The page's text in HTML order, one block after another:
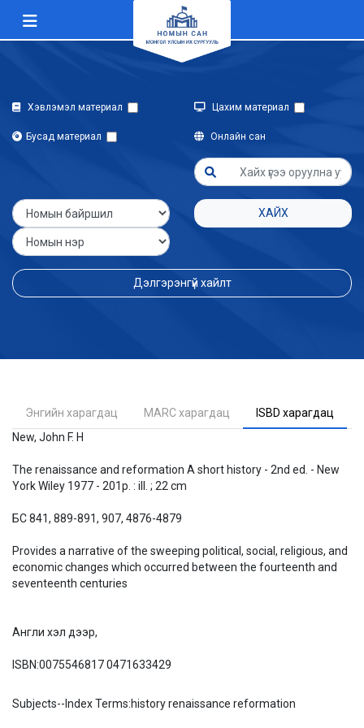
Хэвлэмэл материал Цахим материал
Бусад материал Онлайн сан
ХАЙХ
Дэлгэрэнгүй хайлт
Энгийн харагдац MARC харагдац
ISBD харагдац
New, John F. H
The renaissance and reformation A short history - 2nd ed. - New
York Wiley 1977 - 201p. : ill. ; 22 cm
БС 841, 889-891, 907, 4876-4879
Provides a narrative of the sweeping political, social, religious, and
economic changes which occurred between the fourteenth and
seventeenth centuries
Англи хэл дээр,
ISBN:0075546817 0471633429
Subjects--Index Terms:history renaissance reformation